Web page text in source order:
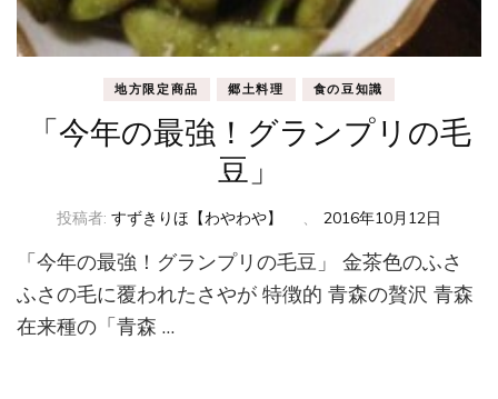
地方限定商品 郷土料理 食の豆知識
「今年の最強！グランプリの毛
豆」
投稿者: すずきりほ【わやわや】 、 2016年10月12日
「今年の最強！グランプリの毛豆」 金茶色のふさ
ふさの毛に覆われたさやが 特徴的 青森の贅沢 青森
在来種の「青森 …